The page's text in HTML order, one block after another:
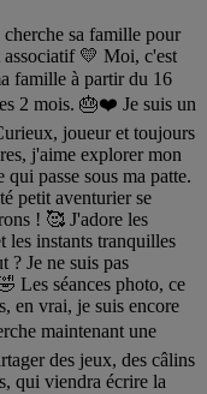
sa famille pour
💛 Moi, c'est
famille à partir du 16
2 mois. 🎂❤️ Je suis un
joueur et toujours
j'aime explorer mon
passe sous ma patte.
petit aventurier se
! 🥰 J'adore les
les instants tranquilles
? Je ne suis pas
Les séances photo, ce
en vrai, je suis encore
maintenant une
des jeux, des câlins
qui viendra écrire la